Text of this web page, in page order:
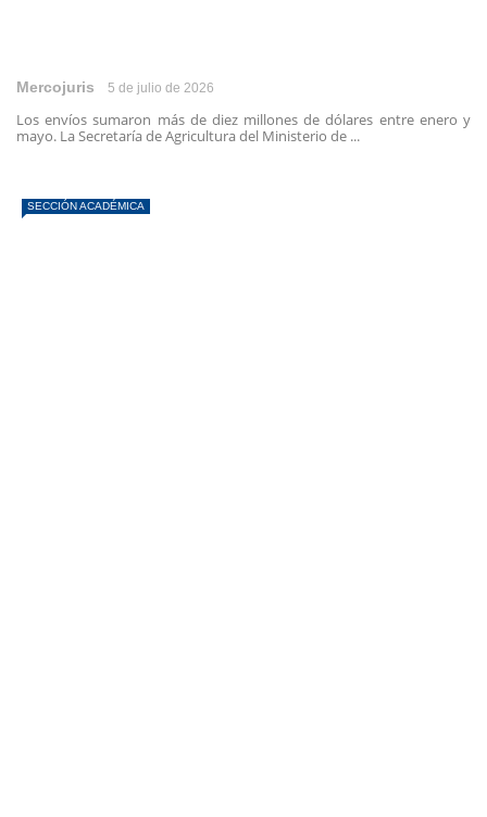
Mercojuris 5 de julio de 2026
Los envíos sumaron más de diez millones de dólares entre enero y
mayo. La Secretaría de Agricultura del Ministerio de ...
SECCIÓN ACADÉMICA